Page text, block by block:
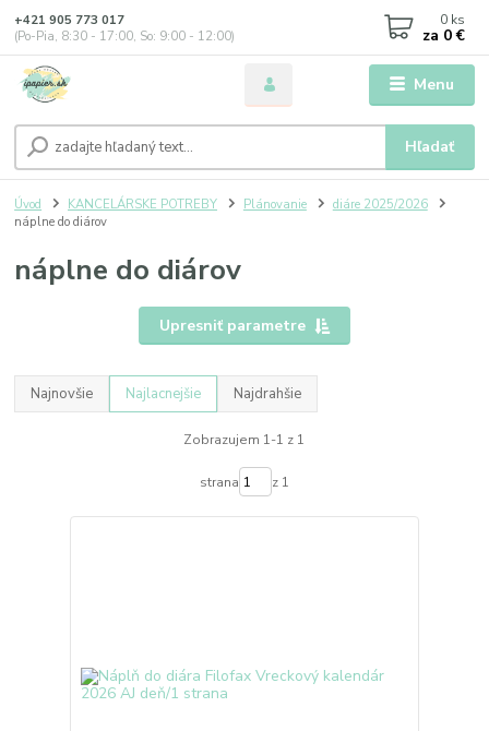
Menu
Hľadať
+421 905 773 017
(Po-Pia, 8:30 - 17:00, So: 9:00 - 12:00)
0 ks
za 0 €
Úvod KANCELÁRSKE POTREBY Plánovanie
diáre 2025/2026
náplne do diárov
náplne do diárov
Upresniť parametre
Najnovšie Najlacnejšie Najdrahšie
Zobrazujem 1-1 z 1
strana z 1